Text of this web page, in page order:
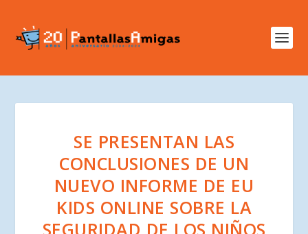
SE PRESENTAN LAS
CONCLUSIONES DE UN
NUEVO INFORME DE EU
KIDS ONLINE SOBRE LA
SEGURIDAD DE LOS NIÑOS